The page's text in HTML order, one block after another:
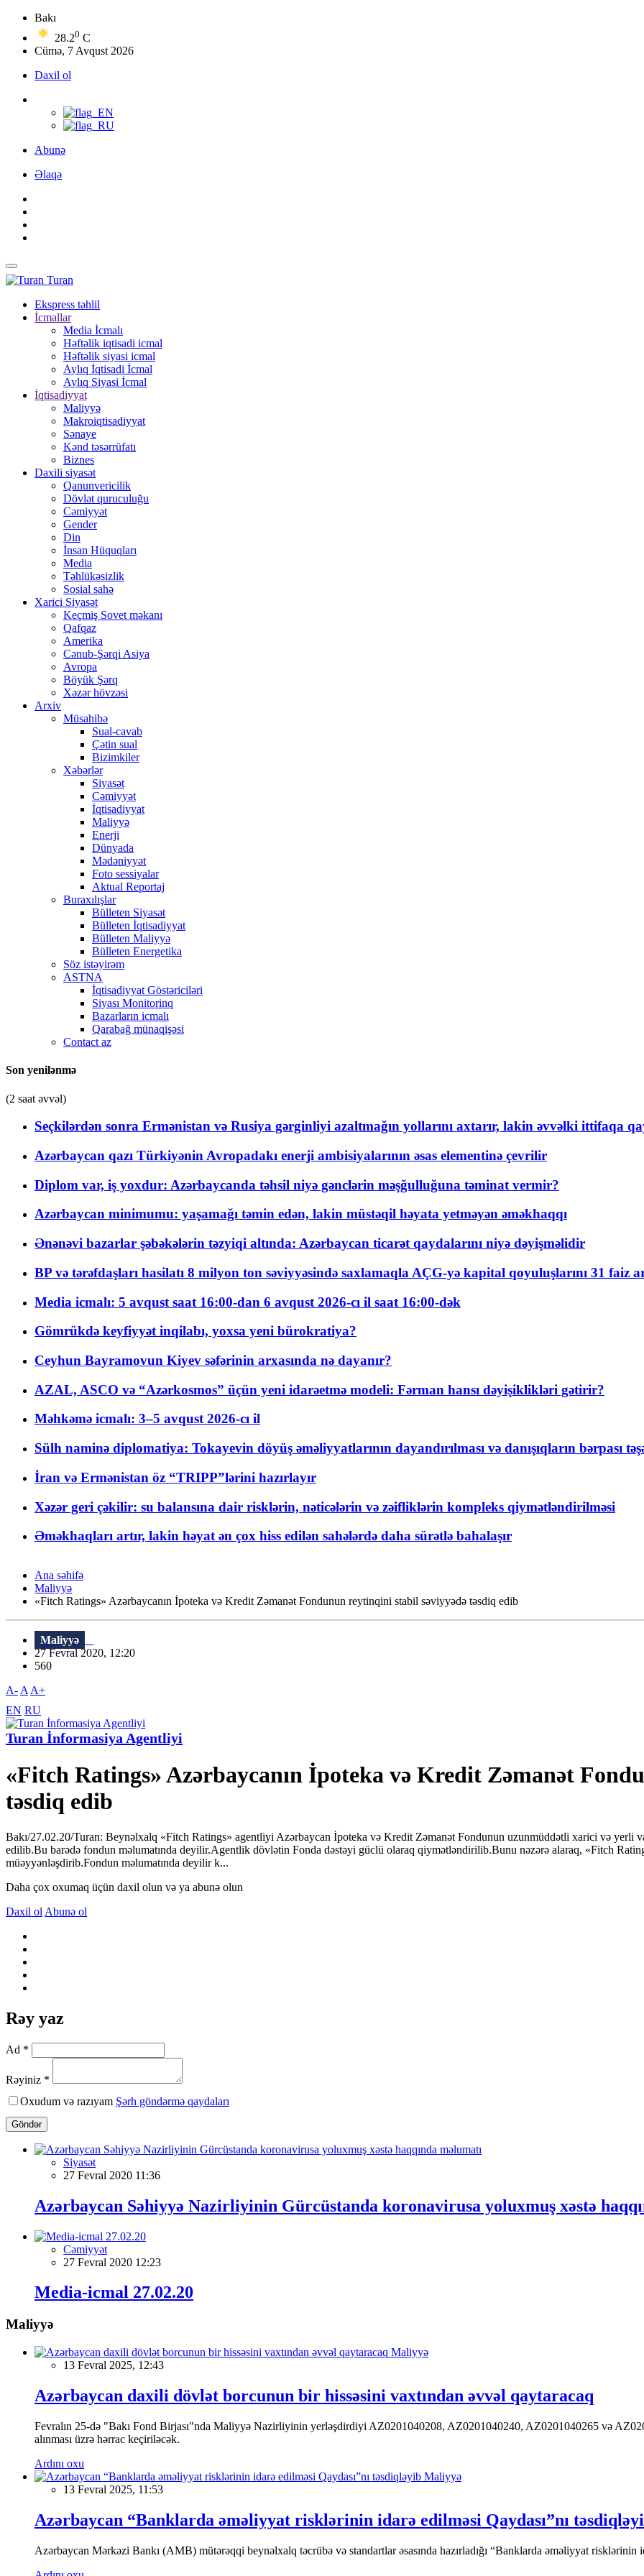
Bakı
28.20 C
Cümə, 7 Avqust 2026
Daxil ol
Abunə
Əlaqə
Turan
Ekspress təhlil
İcmallar
Media İcmalı
Həftəlik iqtisadi icmal
Həftəlik siyasi icmal
Aylıq İqtisadi İcmal
Aylıq Siyasi İcmal
İqtisadiyyat
Maliyyə
Makroiqtisadiyyat
Sənaye
Kənd təsərrüfatı
Biznes
Daxili siyasət
Qanunvericilik
Dövlət quruculuğu
Cəmiyyət
Gender
Din
İnsan Hüquqları
Media
Təhlükəsizlik
Sosial sahə
Xarici Siyasət
Keçmiş Sovet məkanı
Qafqaz
Amerika
Cənub-Şərqi Asiya
Avropa
Böyük Şərq
Xəzər hövzəsi
Arxiv
Müsahibə
Sual-cavab
Çətin sual
Bizimkiler
Xəbərlər
Siyasət
Cəmiyyət
İqtisadiyyat
Maliyyə
Enerji
Dünyada
Mədəniyyət
Foto sessiyalar
Aktual Reportaj
Buraxılışlar
Bülleten Siyasət
Bülleten İqtisadiyyat
Bülleten Maliyyə
Bülleten Energetika
Söz istəyirəm
ASTNA
İqtisadiyyat Göstəriciləri
Siyası Monitorinq
Bazarların icmalı
Qarabağ münaqişəsi
Contact az
Son yenilənmə
(2 saat əvvəl)
Seçkilərdən sonra Ermənistan və Rusiya gərginliyi azaltmağın yollarını axtarır, lakin əvvəlki ittifaqa
Azərbaycan qazı Türkiyənin Avropadakı enerji ambisiyalarının əsas elementinə çevrilir
Diplom var, iş yoxdur: Azərbaycanda təhsil niyə gənclərin məşğulluğuna təminat vermir?
Azərbaycan minimumu: yaşamağı təmin edən, lakin müstəqil həyata yetməyən əməkhaqqı
Ənənəvi bazarlar şəbəkələrin təzyiqi altında: Azərbaycan ticarət qaydalarını niyə dəyişməlidir
BP və tərəfdaşları hasilatı 8 milyon ton səviyyəsində saxlamaqla AÇG-yə kapital qoyuluşlarını 31 faiz
Media icmalı: 5 avqust saat 16:00-dan 6 avqust 2026-cı il saat 16:00-dək
Gömrükdə keyfiyyət inqilabı, yoxsa yeni bürokratiya?
Ceyhun Bayramovun Kiyev səfərinin arxasında nə dayanır?
AZAL, ASCO və “Azərkosmos” üçün yeni idarəetmə modeli: Fərman hansı dəyişiklikləri gətirir?
Məhkəmə icmalı: 3–5 avqust 2026-cı il
Sülh naminə diplomatiya: Tokayevin döyüş əməliyyatlarının dayandırılması və danışıqların bərpası
İran və Ermənistan öz “TRIPP”lərini hazırlayır
Xəzər geri çəkilir: su balansına dair risklərin, nəticələrin və zəifliklərin kompleks qiymətləndirilməsi
Əməkhaqları artır, lakin həyat ən çox hiss edilən sahələrdə daha sürətlə bahalaşır
Ana səhifə
Maliyyə
«Fitch Ratings» Azərbaycanın İpoteka və Kredit Zəmanət Fondunun reytinqini stabil səviyyədə təsdiq edib
Maliyyə
27 Fevral 2020, 12:20
560
A- A A+
EN RU
Turan İnformasiya Agentliyi
«Fitch Ratings» Azərbaycanın İpoteka və Kredit Zəmanət
təsdiq edib
Bakı/27.02.20/Turan: Beynəlxalq «Fitch Ratings» agentliyi Azərbaycan İpoteka və Kredit Zəmanət Fondunun uzunmüddətli xarici və yerli
edilib.Bu barədə fondun məlumatında deyilir.Agentlik dövlətin Fonda dəstəyi güclü olaraq qiymətləndirilib.Bunu nəzərə alaraq, «Fitch
müəyyənləşdirib.Fondun məlumatında deyilir k...
Daha çox oxumaq üçün daxil olun və ya abunə olun
Daxil ol Abunə ol
Rəy yaz
Ad *
Rəyiniz *
Oxudum və razıyam Şərh göndərmə qaydaları
Göndər
Siyasət
27 Fevral 2020 11:36
Azərbaycan Səhiyyə Nazirliyinin Gürcüstanda koronavirusa yoluxmuş xəstə
Cəmiyyət
27 Fevral 2020 12:23
Media-icmal 27.02.20
Maliyyə
Maliyyə
13 Fevral 2025, 12:43
Azərbaycan daxili dövlət borcunun bir hissəsini vaxtından əvvəl qaytaracaq
Fevralın 25-də "Bakı Fond Birjası"nda Maliyyə Nazirliyinin yerləşdirdiyi AZ0201040208, AZ0201040240, AZ0201040265 və
alınması üzrə hərrac keçiriləcək.
Ardını oxu
Maliyyə
13 Fevral 2025, 11:53
Azərbaycan “Banklarda əməliyyat risklərinin idarə edilməsi Qaydası”nı
Azərbaycan Mərkəzi Bankı (AMB) mütərəqqi beynəlxalq təcrübə və standartlar əsasında hazırladığı “Banklarda əməliyyat risklərinin